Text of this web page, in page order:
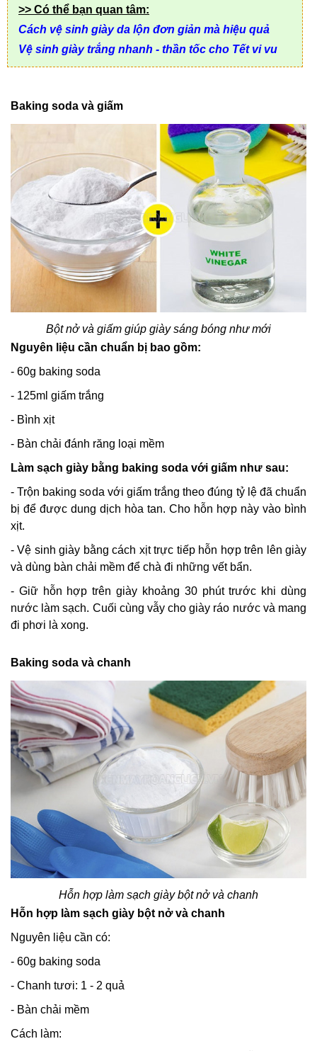
>> Có thể bạn quan tâm:
Cách vệ sinh giày da lộn đơn giản mà hiệu quả
Vệ sinh giày trắng nhanh - thần tốc cho Tết vi vu
Baking soda và giấm
Bột nở và giấm giúp giày sáng bóng như mới
Nguyên liệu cần chuẩn bị bao gồm:
- 60g baking soda
- 125ml giấm trắng
- Bình xịt
- Bàn chải đánh răng loại mềm
Làm sạch giày bằng baking soda với giấm như sau:
- Trộn baking soda với giấm trắng theo đúng tỷ lệ đã chuẩn
bị để được dung dịch hòa tan. Cho hỗn hợp này vào bình
xịt.
- Vệ sinh giày bằng cách xịt trực tiếp hỗn hợp trên lên giày
và dùng bàn chải mềm để chà đi những vết bẩn.
- Giữ hỗn hợp trên giày khoảng 30 phút trước khi dùng
nước làm sạch. Cuối cùng vẫy cho giày ráo nước và mang
đi phơi là xong.
Baking soda và chanh
Hỗn hợp làm sạch giày bột nở và chanh
Hỗn hợp làm sạch giày bột nở và chanh
Nguyên liệu cần có:
- 60g baking soda
- Chanh tươi: 1 - 2 quả
- Bàn chải mềm
Cách làm: